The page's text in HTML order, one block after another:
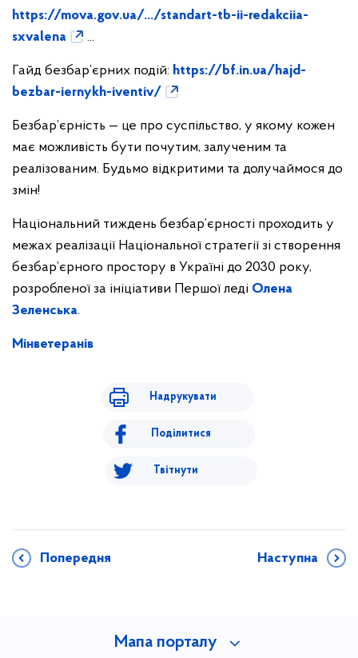
https://mova.gov.ua/.../standart-tb-ii-redakciia-
sxvalena
...
Гайд безбар’єрних подій: https://bf.in.ua/hajd-
bezbar-iernykh-iventiv/
Безбар’єрність — це про суспільство, у якому кожен
має можливість бути почутим, залученим та
реалізованим. Будьмо відкритими та долучаймося до
змін!
Національний тиждень безбар’єрності проходить у
межах реалізації Національної стратегії зі створення
безбар’єрного простору в Україні до 2030 року,
розробленої за ініціативи Першої леді Олена
Зеленська.
Мінветеранів
Надрукувати
Поділитися
Твітнути
Попередня Наступна
Мапа порталу